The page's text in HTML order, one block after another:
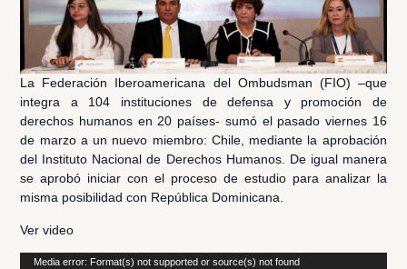
La Federación Iberoamericana del Ombudsman (FIO) –que
integra a 104 instituciones de defensa y promoción de
derechos humanos en 20 países- sumó el pasado viernes 16
de marzo a un nuevo miembro: Chile, mediante la aprobación
del Instituto Nacional de Derechos Humanos. De igual manera
se aprobó iniciar con el proceso de estudio para analizar la
misma posibilidad con República Dominicana.
Ver video
Reproductor
Media error: Format(s) not supported or source(s) not found